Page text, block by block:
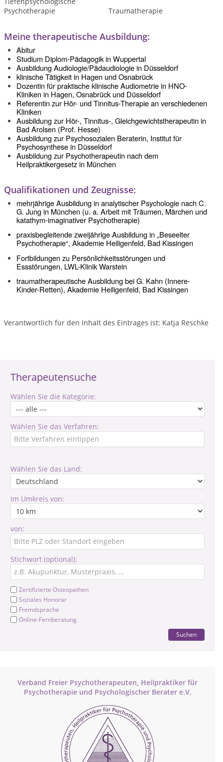
Therapeutensuche
Wählen Sie die Kategorie:
Wählen Sie das Verfahren:
Wählen Sie das Land:
Im Umkreis von:
von:
Stichwort (optional):
Zertifizierte Osteopathen
Soziales Honorar
Fremdsprache
Online-Fernberatung
Suchen
Verband Freier Psychotherapeuten, Heilpraktiker für
Psychotherapie und Psychologischer Berater e.V.
Psychotherapie
Traumatherapie
Meine therapeutische Ausbildung:
Abitur
Studium Diplom-Pädagogik in Wuppertal
Ausbildung Audiologie/Pädaudiologie in Düsseldorf
klinische Tätigkeit in Hagen und Osnabrück
Dozentin für praktische klinische Audiometrie in HNO-
Kliniken in Hagen, Osnabrück und Düsseldorf
Referentin zur Hör- und Tinnitus-Therapie an verschiedenen
Kliniken
Ausbildung zur Hör-, Tinnitus-, Gleichgewichtstherapeutinin
Bad Arolsen (Prof. Hesse)
Ausbildung zur Psychosozialen Beraterin, Institut für
Psychosynthese in Düsseldorf
Ausbildung zur Psychotherapeutin nach dem
Heilpraktikergesetz in München
Qualifikationen und Zeugnisse:
mehrjährige Ausbildung in analytischer Psychologie nach C.
G. Jung in München (u. a. Arbeit mit Träumen, Märchen und
katathym-imaginativer Psychotherapie)
praxisbegleitende zweijährige Ausbildung in „Beseelter
Psychotherapie“, Akademie Heiligenfeld, Bad Kissingen
Fortbildungen zu Persönlichkeitsstörungen und
Essstörungen, LWL-Klinik Warstein
traumatherapeutische Ausbildung bei G. Kahn (Innere-
Kinder-Retten), Akademie Heiligenfeld, Bad Kissingen
Verantwortlich für den Inhalt des Eintrages ist: Katja Reschke